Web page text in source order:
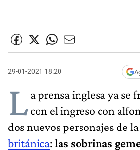
29-01-2021 18:20
La prensa inglesa ya se
con el ingreso con
dos nuevos personajes de la
británica:las sobrinas